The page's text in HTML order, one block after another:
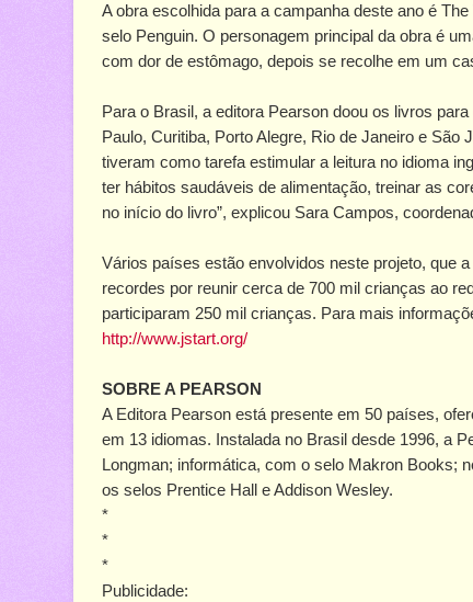
A obra escolhida para a campanha deste ano é
selo Penguin. O personagem principal da obra é
com dor de estômago, depois se recolhe em um
Para o Brasil, a editora Pearson doou os livros
Paulo, Curitiba, Porto Alegre, Rio de Janeiro e
tiveram como tarefa estimular a leitura no idioma
ter hábitos saudáveis de alimentação, treinar as
no início do livro”, explicou Sara Campos,
Vários países estão envolvidos neste projeto, que
recordes por reunir cerca de 700 mil crianças ao
participaram 250 mil crianças. Para mais
http://www.jstart.org/
SOBRE A PEARSON
A Editora Pearson está presente em 50 países,
em 13 idiomas. Instalada no Brasil desde 1996, a
Longman; informática, com o selo Makron Books;
os selos Prentice Hall e Addison Wesley.
*
*
*
Publicidade: